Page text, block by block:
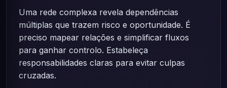
Uma rede complexa revela dependências
múltiplas que trazem risco e oportunidade. É
preciso mapear relações e simplificar fluxos
para ganhar controlo. Estabeleça
responsabilidades claras para evitar culpas
cruzadas.